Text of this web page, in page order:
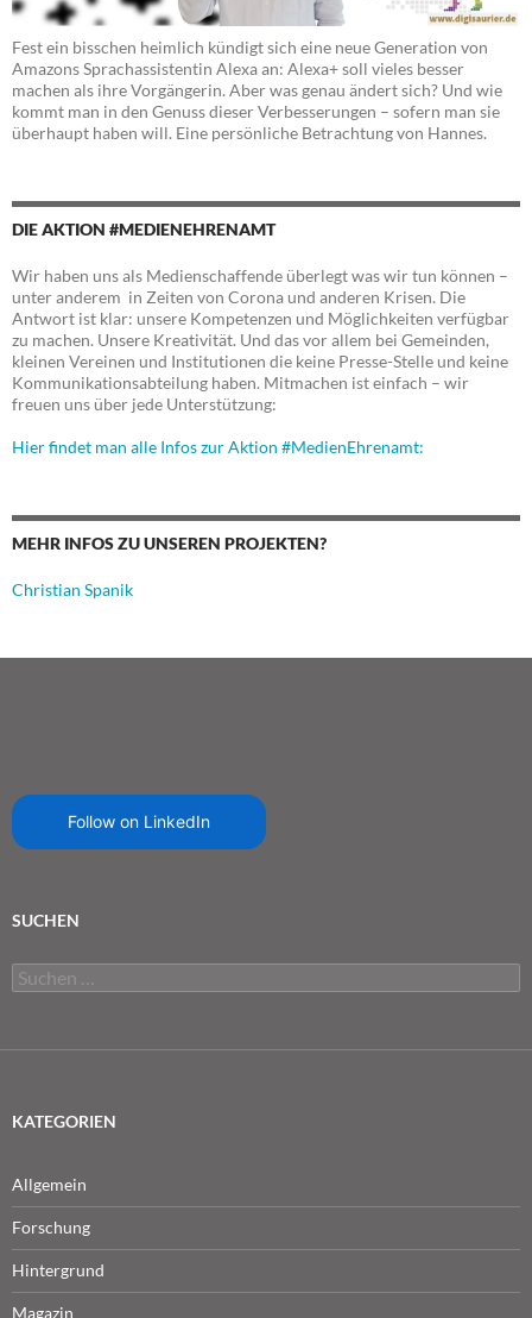
Fest ein bisschen heimlich kündigt sich eine neue Generation von
Amazons Sprachassistentin Alexa an: Alexa+ soll vieles besser
machen als ihre Vorgängerin. Aber was genau ändert sich? Und wie
kommt man in den Genuss dieser Verbesserungen – sofern man sie
überhaupt haben will. Eine persönliche Betrachtung von Hannes.
DIE AKTION #MEDIENEHRENAMT
Wir haben uns als Medienschaffende überlegt was wir tun können –
unter anderem in Zeiten von Corona und anderen Krisen. Die
Antwort ist klar: unsere Kompetenzen und Möglichkeiten verfügbar
zu machen. Unsere Kreativität. Und das vor allem bei Gemeinden,
kleinen Vereinen und Institutionen die keine Presse-Stelle und keine
Kommunikationsabteilung haben. Mitmachen ist einfach – wir
freuen uns über jede Unterstützung:
Hier findet man alle Infos zur Aktion #MedienEhrenamt:
MEHR INFOS ZU UNSEREN PROJEKTEN?
Christian Spanik
Follow on LinkedIn
SUCHEN
Suchen
nach:
KATEGORIEN
Allgemein
Forschung
Hintergrund
Magazin